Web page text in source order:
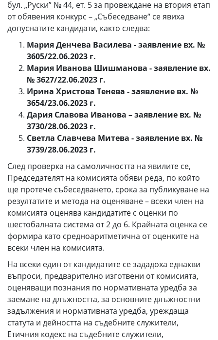
бул. „Руски” № 44, ет. 5 за провеждане на втория етап
от обявения конкурс – „Събеседване“ се явиха
допуснатите кандидати, както следва:
Мария Денчева Василева - заявление вх. №
3605/22.06.2023 г.
Мария Иванова Шишманова - заявление вх.
№ 3627/22.06.2023 г.
Ирина Христова Тенева - заявление вх. №
3654/23.06.2023 г.
Дария Славова Иванова – заявление вх. №
3730/28.06.2023 г.
Светла Славчева Митева - заявление вх. №
3739/28.06.2023 г.
След проверка на самоличността на явилите се,
Председателят на комисията обяви реда, по който
ще протече събеседването, срока за публикуване на
резултатите и метода на оценяване – всеки член на
комисията оценява кандидатите с оценки по
шестобалната система от 2 до 6. Крайната оценка се
формира като средноаритметична от оценките на
всеки член на комисията.
На всеки един от кандидатите се зададоха еднакви
въпроси, предварително изготвени от комисията,
оценяващи познания по нормативната уредба за
заемане на длъжността, за основните длъжностни
задължения и нормативната уредба, уреждаща
статута и дейността на съдебните служители,
Етичния кодекс на съдебните служители,